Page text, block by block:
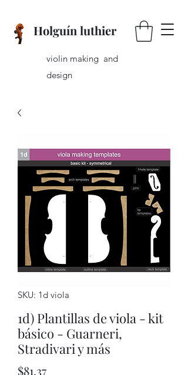
Holguín luthier
violin making and
design
SKU: 1d viola
1d) Plantillas de viola - kit
básico - Guarneri,
Stradivari y más
$81.37Price